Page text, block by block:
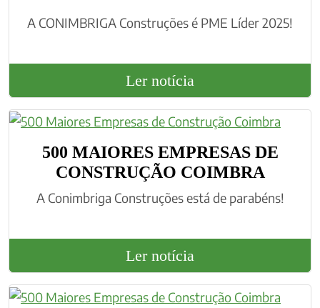
A CONIMBRIGA Construções é PME Líder 2025!
Ler notícia
​500 MAIORES EMPRESAS DE
CONSTRUÇÃO COIMBRA
A Conimbriga Construções está de parabéns!
Ler notícia